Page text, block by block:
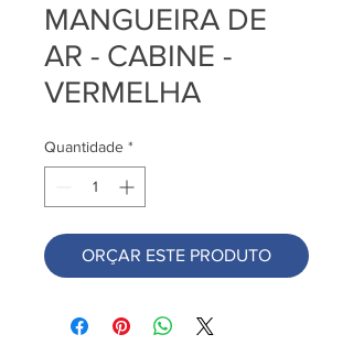
MANGUEIRA DE
AR - CABINE -
VERMELHA
Quantidade *
ORÇAR ESTE PRODUTO